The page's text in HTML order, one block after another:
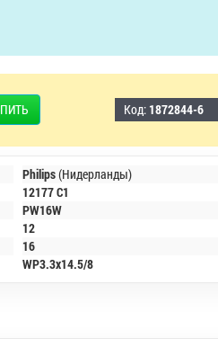
Код: 1872844-6
Philips(Нидерланды)
12177 C1
PW16W
12
16
WP3.3x14.5/8